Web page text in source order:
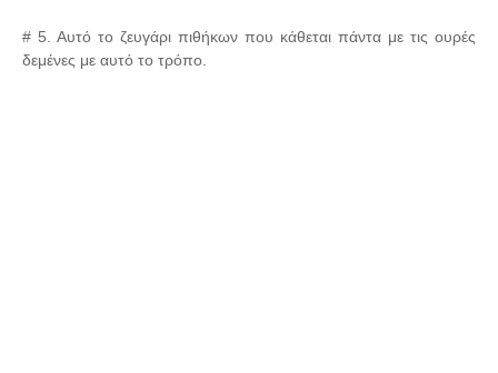
# 5. Αυτό το ζευγάρι πιθήκων που κάθεται πάντα με τις ουρές
δεμένες με αυτό το τρόπο.